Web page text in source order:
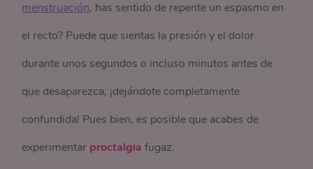
menstruación, has sentido de repente un espasmo en
el recto? Puede que sientas la presión y el dolor
durante unos segundos o incluso minutos antes de
que desaparezca, ¡dejándote completamente
confundida! Pues bien, es posible que acabes de
experimentar proctalgia fugaz.